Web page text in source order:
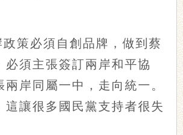
策必須自創品牌，做到蔡
必須主張簽訂兩岸和平協
岸同屬一中，走向統一。
這讓很多國民黨支持者很失